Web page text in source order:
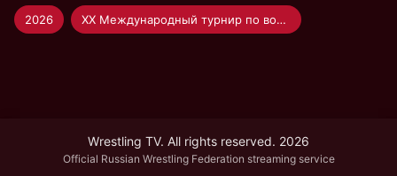
2026 XX Международный турнир по вольной борьбе на кубок В.Н. Семенова
Wrestling TV. All rights reserved. 2026
Official Russian Wrestling Federation streaming service